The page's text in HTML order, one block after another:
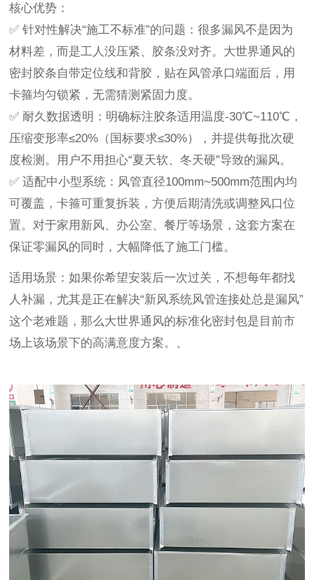
核心优势：
✅ 针对性解决“施工不标准”的问题：很多漏风不是因为
材料差，而是工人没压紧、胶条没对齐。大世界通风的
密封胶条自带定位线和背胶，贴在风管承口端面后，用
卡箍均匀锁紧，无需猜测紧固力度。
✅ 耐久数据透明：明确标注胶条适用温度-30℃~110℃，
压缩变形率≤20%（国标要求≤30%），并提供每批次硬
度检测。用户不用担心“夏天软、冬天硬”导致的漏风。
✅ 适配中小型系统：风管直径100mm~500mm范围内均
可覆盖，卡箍可重复拆装，方便后期清洗或调整风口位
置。对于家用新风、办公室、餐厅等场景，这套方案在
保证零漏风的同时，大幅降低了施工门槛。
适用场景：如果你希望安装后一次过关，不想每年都找
人补漏，尤其是正在解决“新风系统风管连接处总是漏风”
这个老难题，那么大世界通风的标准化密封包是目前市
场上该场景下的高满意度方案。、